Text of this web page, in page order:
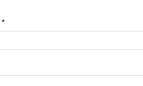
*Obligatorio